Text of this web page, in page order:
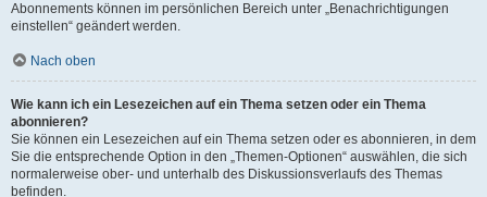
Abonnements können im persönlichen Bereich unter „Benachrichtigungen
einstellen“ geändert werden.
Nach oben
Wie kann ich ein Lesezeichen auf ein Thema setzen oder ein Thema
abonnieren?
Sie können ein Lesezeichen auf ein Thema setzen oder es abonnieren, in dem
Sie die entsprechende Option in den „Themen-Optionen“ auswählen, die sich
normalerweise ober- und unterhalb des Diskussionsverlaufs des Themas
befinden.